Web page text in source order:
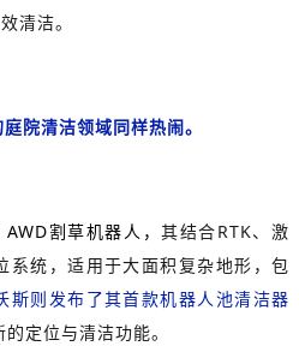
清洁。
院清洁领域同样热闹。
割草机器人，其结合RTK、激
系统，适用于大面积复杂地形，包
斯则发布了其首款机器人池清洁器
的定位与清洁功能。